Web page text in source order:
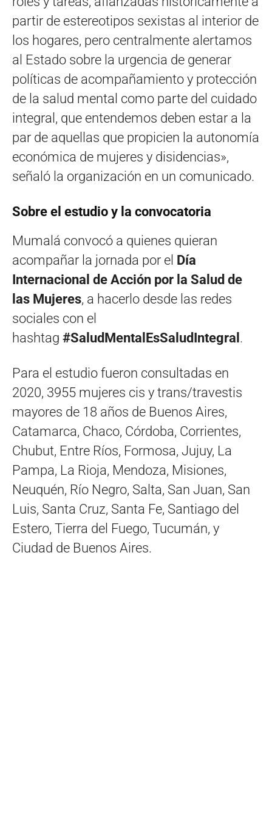
partir de estereotipos sexistas al interior de
los hogares, pero centralmente alertamos
al Estado sobre la urgencia de generar
políticas de acompañamiento y protección
de la salud mental como parte del cuidado
integral, que entendemos deben estar a la
par de aquellas que propicien la autonomía
económica de mujeres y disidencias»,
señaló la organización en un comunicado.
Sobre el estudio y la convocatoria
Mumalá convocó a quienes quieran
acompañar la jornada por el Día
Internacional de Acción por la Salud de
las Mujeres, a hacerlo desde las redes
sociales con el
hashtag #SaludMentalEsSaludIntegral .
Para el estudio fueron consultadas en
2020, 3955 mujeres cis y trans/travestis
mayores de 18 años de Buenos Aires,
Catamarca, Chaco, Córdoba, Corrientes,
Chubut, Entre Ríos, Formosa, Jujuy, La
Pampa, La Rioja, Mendoza, Misiones,
Neuquén, Río Negro, Salta, San Juan, San
Luis, Santa Cruz, Santa Fe, Santiago del
Estero, Tierra del Fuego, Tucumán, y
Ciudad de Buenos Aires.